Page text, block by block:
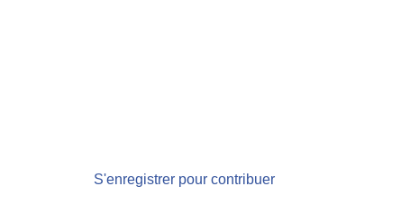
S'enregistrer pour contribuer